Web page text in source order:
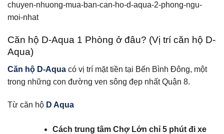
chuyen-nhuong-mua-ban-can-ho-d-aqua-2-phong-ngu-
moi-nhat
Căn hộ D-Aqua 1 Phòng ở đâu? (Vị trí căn hộ D-
Aqua)
Căn hộ D-Aqua có vị trí mặt tiền tại Bến Bình Đông, một
trong những con đường ven sông đẹp nhất Quận 8.
Từ căn hộ D Aqua
Cách trung tâm Chợ Lớn chỉ 5 phút đi xe